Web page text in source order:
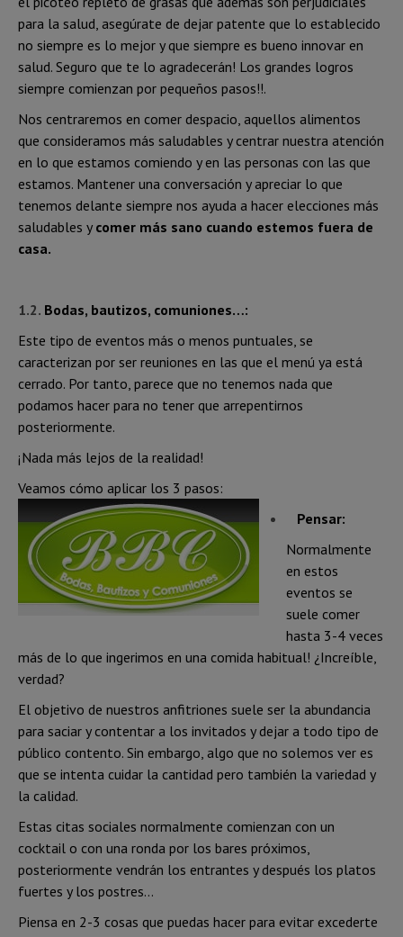
para la salud, asegúrate de dejar patente que lo establecido
no siempre es lo mejor y que siempre es bueno innovar en
salud. Seguro que te lo agradecerán! Los grandes logros
siempre comienzan por pequeños pasos!!.
Nos centraremos en comer despacio, aquellos alimentos
que consideramos más saludables y centrar nuestra atención
en lo que estamos comiendo y en las personas con las que
estamos. Mantener una conversación y apreciar lo que
tenemos delante siempre nos ayuda a hacer elecciones más
saludables y comer más sano cuando estemos fuera de
casa.
1.2. Bodas, bautizos, comuniones…:
Este tipo de eventos más o menos puntuales, se
caracterizan por ser reuniones en las que el menú ya está
cerrado. Por tanto, parece que no tenemos nada que
podamos hacer para no tener que arrepentirnos
posteriormente.
¡Nada más lejos de la realidad!
Veamos cómo aplicar los 3 pasos:
Pensar:
Normalmente
en estos
eventos se
suele comer
hasta 3-4 veces
más de lo que ingerimos en una comida habitual! ¿Increíble,
verdad?
El objetivo de nuestros anfitriones suele ser la abundancia
para saciar y contentar a los invitados y dejar a todo tipo de
público contento. Sin embargo, algo que no solemos ver es
que se intenta cuidar la cantidad pero también la variedad y
la calidad.
Estas citas sociales normalmente comienzan con un
cocktail o con una ronda por los bares próximos,
posteriormente vendrán los entrantes y después los platos
fuertes y los postres…
Piensa en 2-3 cosas que puedas hacer para evitar excederte